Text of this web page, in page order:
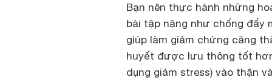
Bạn nên thực hành những
bài tập nặng như chống đẩy
giúp làm giảm chứng căng
huyết được lưu thông tốt
dụng giảm stress) vào thận